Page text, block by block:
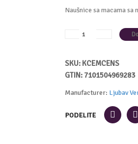
Naušnice sa macama
SKU: KCEMCENS
GTIN: 7101504969283
Manufacturer: Ljubav
PODELITE